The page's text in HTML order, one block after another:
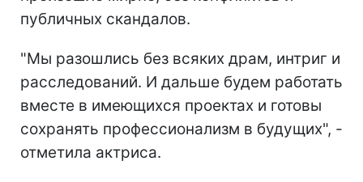
публичных скандалов.
"Мы разошлись без всяких драм, интриг и
расследований. И дальше будем работать
вместе в имеющихся проектах и готовы
сохранять профессионализм в будущих", -
отметила актриса.